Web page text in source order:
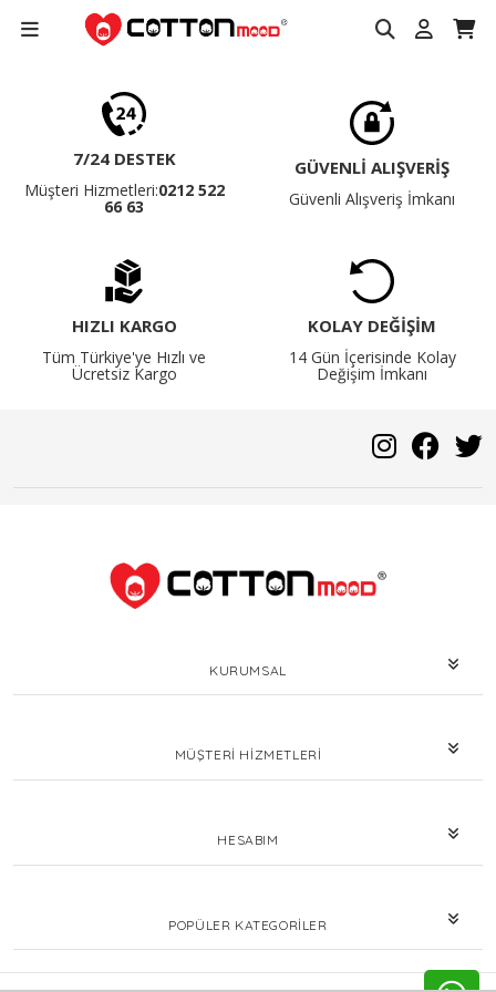
7/24 DESTEK
Müşteri Hizmetleri:0212 522
66 63
GÜVENLİ ALIŞVERİŞ
Güvenli Alışveriş İmkanı
HIZLI KARGO
Tüm Türkiye'ye Hızlı ve
Ücretsiz Kargo
KOLAY DEĞİŞİM
14 Gün İçerisinde Kolay
Değişim İmkanı
KURUMSAL
MÜŞTERI HIZMETLERI
HESABIM
POPÜLER KATEGORILER